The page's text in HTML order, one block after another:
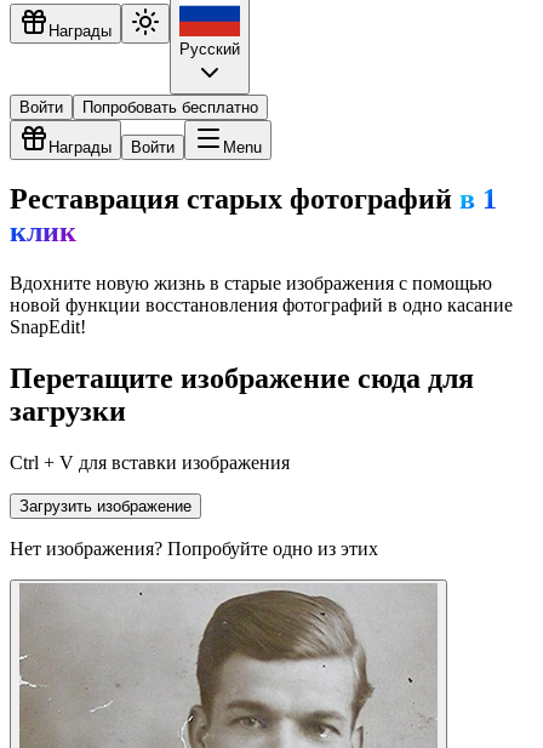
Награды
Русский
Войти Попробовать бесплатно
Награды Войти Menu
Реставрация старых фотографий в 1
клик
Вдохните новую жизнь в старые изображения с помощью
новой функции восстановления фотографий в одно касание
SnapEdit!
Перетащите изображение сюда для
загрузки
Ctrl + V для вставки изображения
Загрузить изображение
Нет изображения? Попробуйте одно из этих